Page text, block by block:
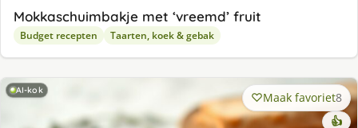
Mokkaschuimbakje met ‘vreemd’ fruit
Budget recepten Taarten, koek & gebak
AI-kok Maak favoriet8
👍